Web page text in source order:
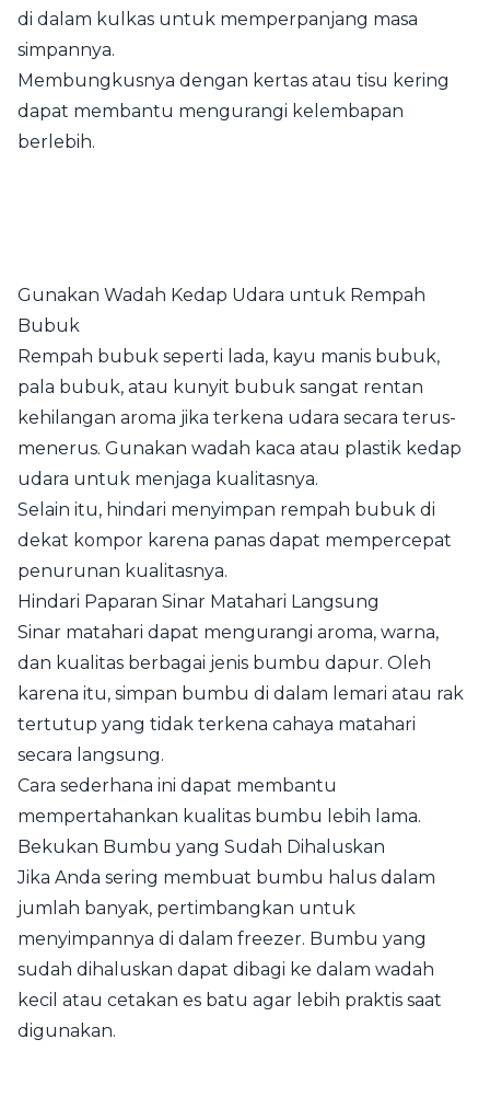
di dalam kulkas untuk memperpanjang masa
simpannya.
Membungkusnya dengan kertas atau tisu kering
dapat membantu mengurangi kelembapan
berlebih.
Gunakan Wadah Kedap Udara untuk Rempah
Bubuk
Rempah bubuk seperti lada, kayu manis bubuk,
pala bubuk, atau kunyit bubuk sangat rentan
kehilangan aroma jika terkena udara secara terus-
menerus. Gunakan wadah kaca atau plastik kedap
udara untuk menjaga kualitasnya.
Selain itu, hindari menyimpan rempah bubuk di
dekat kompor karena panas dapat mempercepat
penurunan kualitasnya.
Hindari Paparan Sinar Matahari Langsung
Sinar matahari dapat mengurangi aroma, warna,
dan kualitas berbagai jenis bumbu dapur. Oleh
karena itu, simpan bumbu di dalam lemari atau rak
tertutup yang tidak terkena cahaya matahari
secara langsung.
Cara sederhana ini dapat membantu
mempertahankan kualitas bumbu lebih lama.
Bekukan Bumbu yang Sudah Dihaluskan
Jika Anda sering membuat bumbu halus dalam
jumlah banyak, pertimbangkan untuk
menyimpannya di dalam freezer. Bumbu yang
sudah dihaluskan dapat dibagi ke dalam wadah
kecil atau cetakan es batu agar lebih praktis saat
digunakan.